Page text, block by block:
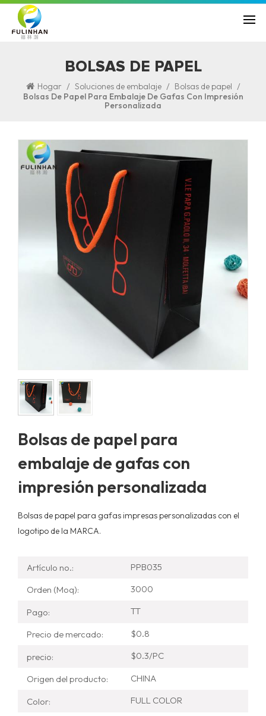
BOLSAS DE PAPEL
Hogar / Soluciones de embalaje / Bolsas de papel /
Bolsas De Papel Para Embalaje De Gafas Con Impresión
Personalizada
Bolsas de papel para
embalaje de gafas con
impresión personalizada
Bolsas de papel para gafas impresas personalizadas con el
logotipo de la MARCA.
Artículo no.: PPB035
Orden (Moq): 3000
Pago: TT
Precio de mercado: $0.8
precio: $0.3/PC
Origen del producto: CHINA
Color: FULL COLOR